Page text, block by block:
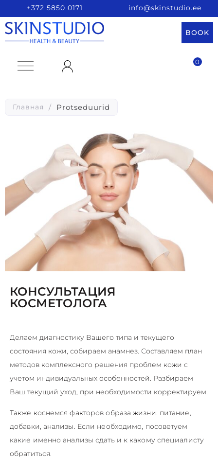
+372 5850 0171 info@skinstudio.ee
BOOK
0
Главная / Protseduurid
КОНСУЛЬТАЦИЯ
КОСМЕТОЛОГА
Делаем диагностику Вашего типа и текущего
состояния кожи, собираем анамнез. Составляем план
методов комплексного решения проблем кожи с
учетом индивидуальных особенностей. Разбираем
Ваш текущий уход, при необходимости корректируем.
Также коснемся факторов образа жизни: питание,
добавки, анализы. Если необходимо, посоветуем
какие именно анализы сдать и к какому специалисту
обратиться.